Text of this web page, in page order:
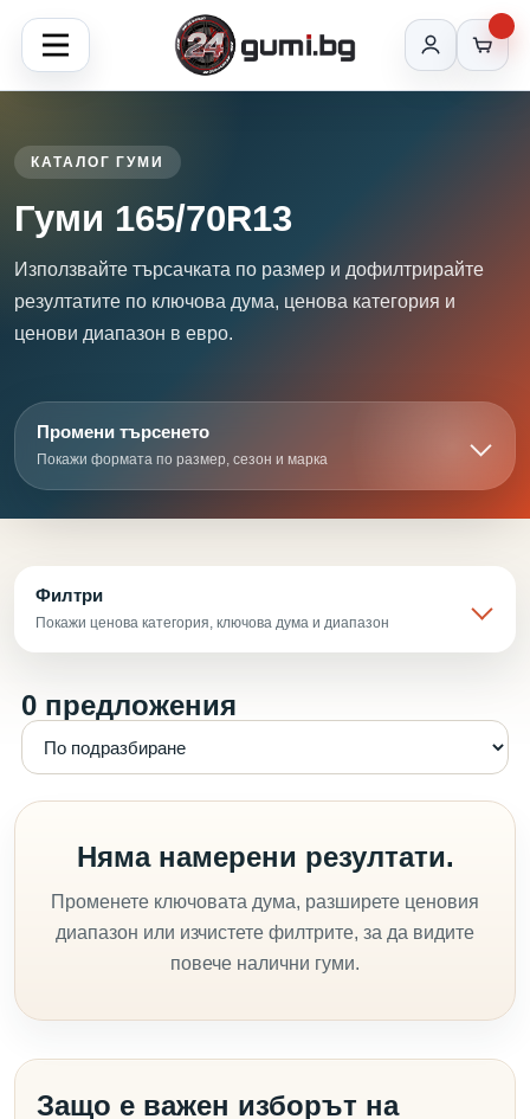
КАТАЛОГ ГУМИ
Гуми 165/70R13
Използвайте търсачката по размер и дофилтрирайте
резултатите по ключова дума, ценова категория и
ценови диапазон в евро.
Промени търсенето
Покажи формата по размер, сезон и марка
Филтри
Покажи ценова категория, ключова дума и диапазон
0 предложения
Няма намерени резултати.
Променете ключовата дума, разширете ценовия
диапазон или изчистете филтрите, за да видите
повече налични гуми.
Защо е важен изборът на